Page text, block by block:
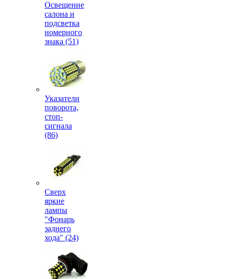
Освещение
салона и
подсветка
номерного
знака (51)
Указатели
поворота,
стоп-
сигнала
(86)
Сверх
яркие
лампы
"Фонарь
заднего
хода" (24)